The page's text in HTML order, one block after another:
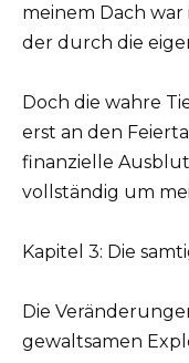
meinem Dach
der durch die
Doch die wahre
erst an den
finanzielle
vollständig um
Kapitel 3: Die
Die
gewaltsamen